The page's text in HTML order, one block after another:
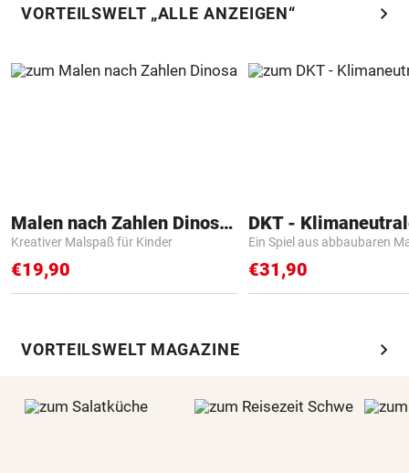
VORTEILSWELT „ALLE ANZEIGEN“ chevron_right
Malen nach Zahlen Dinosaurier
Kreativer Malspaß für Kinder
€19,90
Ein Spiel aus abbaubaren
€31,90
VORTEILSWELT MAGAZINE chevron_right